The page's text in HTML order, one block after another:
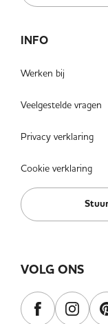
INFO
Werken bij
Veelgestelde vragen
Privacy verklaring
Cookie verklaring
VOLG ONS